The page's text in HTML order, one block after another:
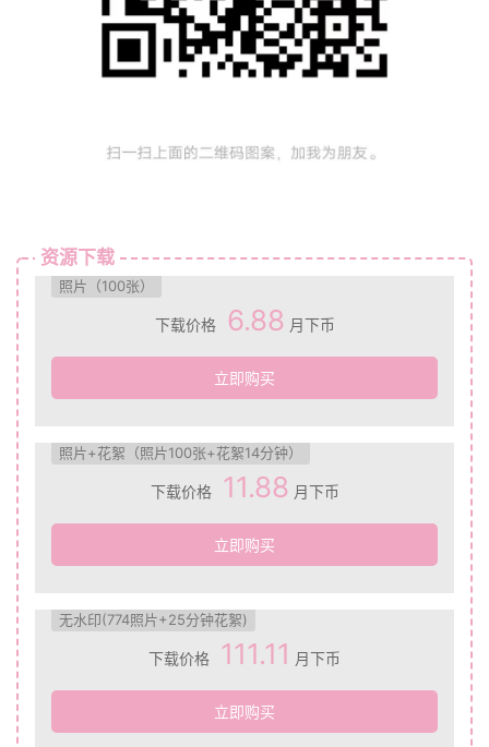
资源下载
照片（100张）
下载价格 6.88 月下币
立即购买
照片+花絮（照片100张+花絮14分钟）
下载价格 11.88 月下币
立即购买
无水印(774照片+25分钟花絮)
下载价格 111.11 月下币
立即购买